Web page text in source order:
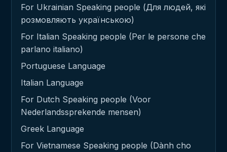
For Ukrainian Speaking people (Для людей, які
розмовляють українською)
For Italian Speaking people (Per le persone che
parlano italiano)
Portuguese Language
Italian Language
For Dutch Speaking people (Voor
Nederlandssprekende mensen)
Greek Language
For Vietnamese Speaking people (Dành cho